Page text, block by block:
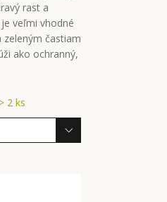
rast a
veľmi vhodné
zeleným častiam
ako ochranný,
2 ks